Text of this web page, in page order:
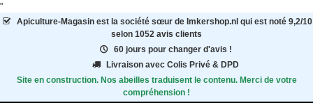
"
Apiculture-Magasinest la société sœur de Imkershop.nl qui est noté 9,2/10
selon 1052 avis clients
60 jours pour changer d'avis !
Livraison avec Colis Privé & DPD
Site en construction. Nos abeilles traduisent le contenu. Merci de votre
compréhension !